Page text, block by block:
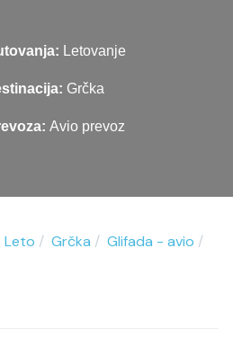
Letovanje
Grčka
Avio prevoz
Leto Grčka
Glifada - avio